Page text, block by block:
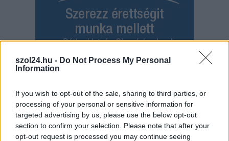
szol24.hu - Do Not Process My Personal
Information
If you wish to opt-out of the sale, sharing to third parties, or
processing of your personal or sensitive information for
targeted advertising by us, please use the below opt-out
section to confirm your selection. Please note that after your
opt-out request is processed you may continue seeing
Adja meg keresztnevét:
meg e-mail címét:
Megismertem és elfogadom a GDPR-szabályzatot